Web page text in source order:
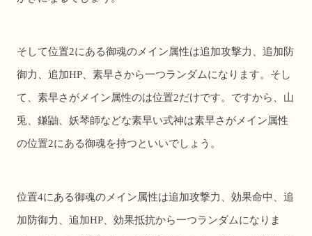
そして位置2にある御魂のメイン属性は追加攻撃力、追加防
御力、追加HP、素早さから一つランダムになります。そし
て、素早さがメイン属性のは位置2だけです。ですから、山
兎、鎌鼬、妖琴師などな素早い式神は素早さがメイン属性
の位置2にある御魂を持つといいでしょう。
位置4にある御魂のメイン属性は追加攻撃力、効果命中、追
加防御力、追加HP、効果抵抗から一つランダムになりま